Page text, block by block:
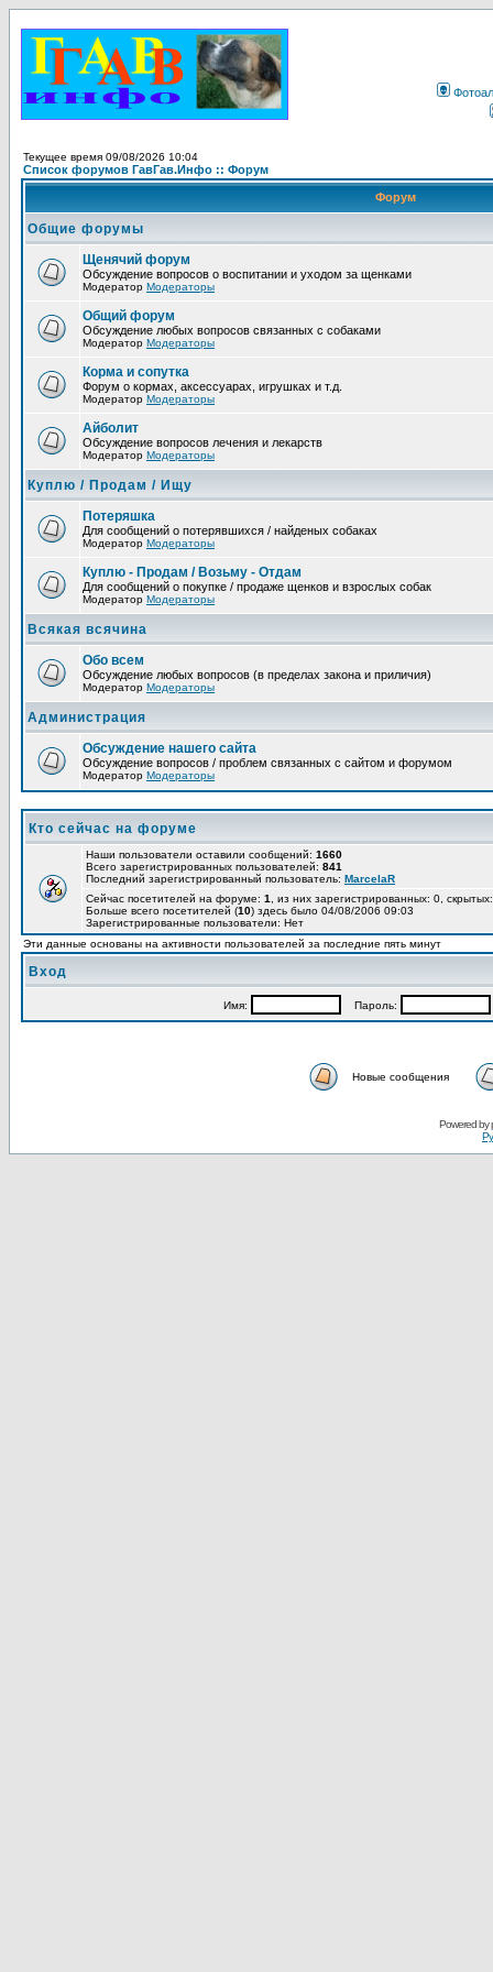
Текущее время 09/08/2026 10:04
Список форумов ГавГав.Инфо :: Форум
Форум
Общие форумы
Щенячий форум
Обсуждение вопросов о воспитании и уходом за щенками
Модератор Модераторы
Общий форум
Обсуждение любых вопросов связанных с собаками
Модератор Модераторы
Корма и сопутка
Форум о кормах, аксессуарах, игрушках и т.д.
Модератор Модераторы
Айболит
Обсуждение вопросов лечения и лекарств
Модератор Модераторы
Куплю / Продам / Ищу
Потеряшка
Для сообщений о потерявшихся / найденых собаках
Модератор Модераторы
Куплю - Продам / Возьму - Отдам
Для сообщений о покупке / продаже щенков и взрослых собак
Модератор Модераторы
Всякая всячина
Обо всем
Обсуждение любых вопросов (в пределах закона и приличия)
Модератор Модераторы
Администрация
Обсуждение нашего сайта
Обсуждение вопросов / проблем связанных с сайтом и форумом
Модератор Модераторы
Кто сейчас на форуме
Наши пользователи оставили сообщений: 1660
Всего зарегистрированных пользователей: 841
Последний зарегистрированный пользователь: MarcelaR
Сейчас посетителей на форуме: 1
, из них зарегистрированных: 0,
Больше всего посетителей (10) здесь было 04/08/2006 09:03
Зарегистрированные пользователи: Нет
Эти данные основаны на активности пользователей за последние пять минут
Вход
Имя: Пароль:
Новые сообщения
Powered by